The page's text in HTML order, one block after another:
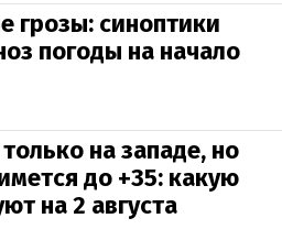
грозы: синоптики
погоды на начало
на западе, но
до +35: какую
на 2 августа